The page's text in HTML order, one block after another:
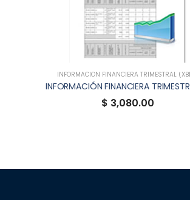
INFORMACIÓN FINANCIERA TRIMESTRAL
$ 3,080.00